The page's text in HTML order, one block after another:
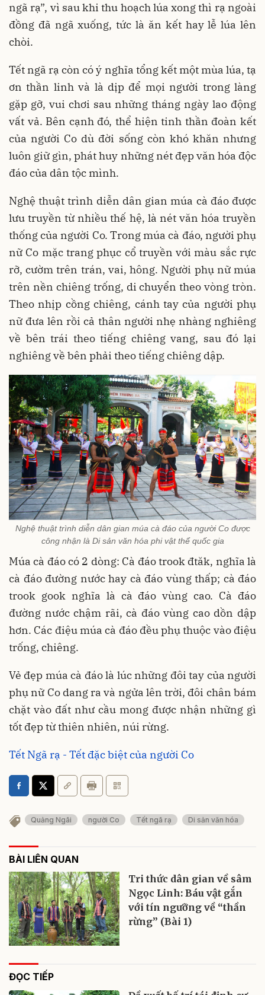
ngã rạ”, vì sau khi thu hoạch lúa xong thì rạ ngoài
đồng đã ngã xuống, tức là ăn kết hay lễ lúa lên
chòi.
Tết ngã rạ còn có ý nghĩa tổng kết một mùa lúa, tạ
ơn thần linh và là dịp để mọi người trong làng
gặp gỡ, vui chơi sau những tháng ngày lao động
vất vả. Bên cạnh đó, thể hiện tinh thần đoàn kết
của người Co dù đời sống còn khó khăn nhưng
luôn giữ gìn, phát huy những nét đẹp văn hóa độc
đáo của dân tộc mình.
Nghệ thuật trình diễn dân gian múa cà đáo được
lưu truyền từ nhiều thế hệ, là nét văn hóa truyền
thống của người Co. Trong múa cà đáo, người phụ
nữ Co mặc trang phục cổ truyền với màu sắc rực
rỡ, cườm trên trán, vai, hông. Người phụ nữ múa
trên nền chiêng trống, di chuyển theo vòng tròn.
Theo nhịp cồng chiêng, cánh tay của người phụ
nữ đưa lên rồi cả thân người nhẹ nhàng nghiêng
về bên trái theo tiếng chiêng vang, sau đó lại
nghiêng về bên phải theo tiếng chiêng dập.
Nghệ thuật trình diễn dân gian múa cà đáo của người Co được
công nhận là Di sản văn hóa phi vật thể quốc gia
Múa cà đáo có 2 dòng: Cà đáo trook đtăk, nghĩa là
cà đáo đường nước hay cà đáo vùng thấp; cà đáo
trook gook nghĩa là cà đáo vùng cao. Cà đáo
đường nước chậm rãi, cà đáo vùng cao dồn dập
hơn. Các điệu múa cà đáo đều phụ thuộc vào điệu
trống, chiêng.
Vẻ đẹp múa cà đáo là lúc những đôi tay của người
phụ nữ Co dang ra và ngửa lên trời, đôi chân bám
chặt vào đất như cầu mong được nhận những gì
tốt đẹp từ thiên nhiên, núi rừng.
Tết Ngã rạ - Tết đặc biệt của người Co
Quảng Ngãi người Co Tết ngã rạ Di sản văn hóa
BÀI LIÊN QUAN
Tri thức dân gian về sâm
Ngọc Linh: Báu vật gắn
với tín ngưỡng về “thần
rừng” (Bài 1)
ĐỌC TIẾP